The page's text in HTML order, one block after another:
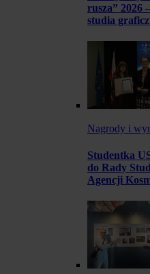
rusza” 2026
studia
Nagrody i
Studentka
do Rady
Agencji